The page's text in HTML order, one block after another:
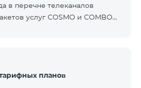
мере изменения ситуации.
в перечне телеканалов
услуг COSMO и COMBO
где их трансляция является
изменения реализуются в
планов